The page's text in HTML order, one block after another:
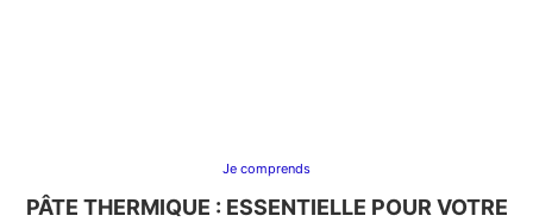
Je comprends
PÂTE THERMIQUE : ESSENTIELLE POUR VOTRE